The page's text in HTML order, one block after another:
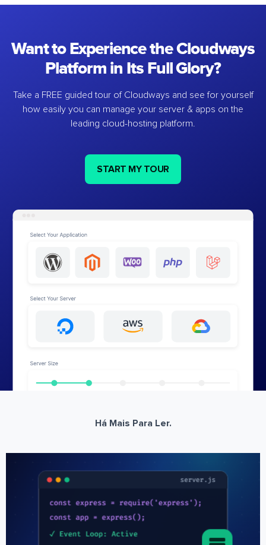
Want to Experience the Cloudways
Platform in Its Full Glory?
Take a FREE guided tour of Cloudways and see for yourself
how easily you can manage your server & apps on the
leading cloud-hosting platform.
START MY TOUR
Há Mais Para Ler.